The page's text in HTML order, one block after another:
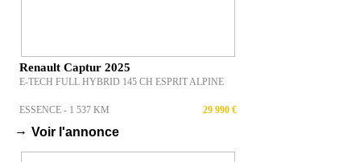
Renault Captur 2025
E-TECH FULL HYBRID 145 CH ESPRIT ALPINE
ESSENCE - 1 537 KM 29 990 €
→ Voir l'annonce